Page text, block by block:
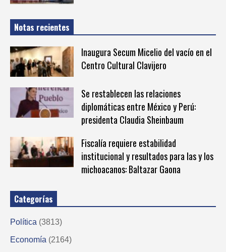
Notas recientes
Inaugura Secum Micelio del vacío en el
Centro Cultural Clavijero
Se restablecen las relaciones
diplomáticas entre México y Perú:
presidenta Claudia Sheinbaum
Fiscalía requiere estabilidad
institucional y resultados para las y los
michoacanos: Baltazar Gaona
Categorías
Política (3813)
Economía (2164)